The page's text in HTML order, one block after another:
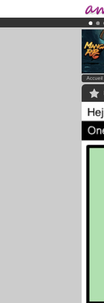
Accueil